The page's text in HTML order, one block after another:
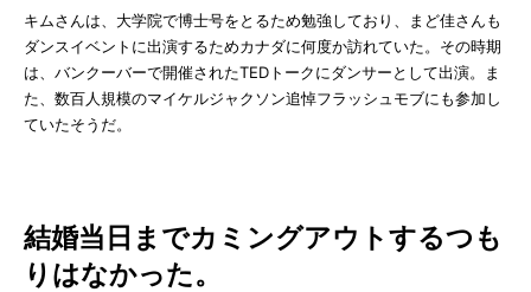
キムさんは、大学院で博士号をとるため勉強しており、まど佳さんも
ダンスイベントに出演するためカナダに何度か訪れていた。その時期
は、バンクーバーで開催されたTEDトークにダンサーとして出演。ま
た、数百人規模のマイケルジャクソン追悼フラッシュモブにも参加し
ていたそうだ。
結婚当日までカミングアウトするつも
りはなかった。